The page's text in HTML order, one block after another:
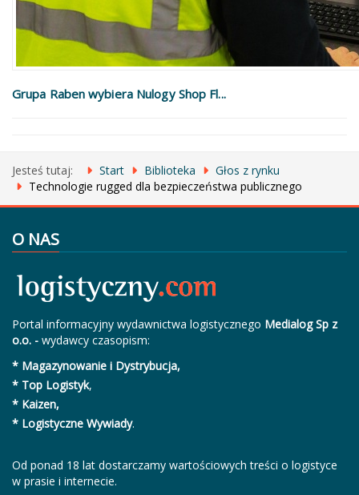
Grupa Raben wybiera Nulogy Shop Fl...
Jesteś tutaj: Start Biblioteka
Głos z rynku
Technologie rugged dla bezpieczeństwa publicznego
O NAS
Portal informacyjny wydawnictwa logistycznego Medialog Sp z
o.o. - wydawcy czasopism:
* Magazynowanie i Dystrybucja,
* Top Logistyk,
* Kaizen,
* Logistyczne Wywiady.
Od ponad 18 lat dostarczamy wartościowych treści o logistyce
w prasie i internecie.